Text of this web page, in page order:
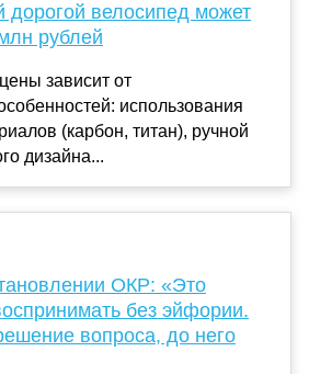
велосипед может
рублей
зависит от
использования
(карбон, титан), ручной
дизайна...
ОКР: «Это
без эйфории.
вопроса, до него